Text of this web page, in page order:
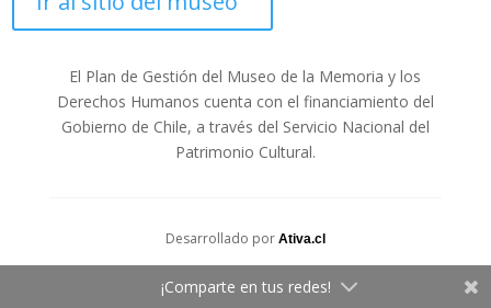
Ir al sitio del museo
El Plan de Gestión del Museo de la Memoria y los
Derechos Humanos cuenta con el financiamiento del
Gobierno de Chile, a través del Servicio Nacional del
Desarrollado por
¡Comparte en tus redes!